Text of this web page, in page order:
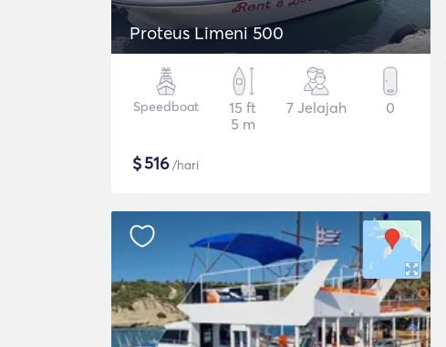
Proteus Limeni 500
Speedboat
15 ft
5 m
7 Jelajah 0
$516/hari